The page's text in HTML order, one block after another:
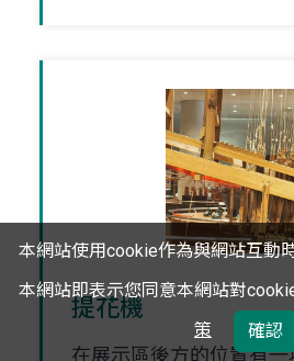
提花機
在展示區後方的位置有
本網站使用cookie作為與網站互動
本網站即表示您同意本網站對
策
確認